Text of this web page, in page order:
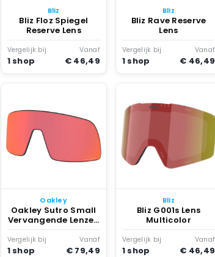
Bliz
Bliz Floz Spiegel
Reserve Lens
Vergelijk bij
1 shop
Vanaf
€ 46,49
Bliz
Bliz Rave Reserve
Lens
Vergelijk bij
1 shop
Vanaf
€ 46,49
Oakley
Oakley Sutro Small
Vervangende Lenzen
Prizm Trail Torch
Vergelijk bij
1 shop
Vanaf
€ 79,49
Bliz
Bliz G001s Lens
Multicolor
Vergelijk bij
1 shop
Vanaf
€ 46,49